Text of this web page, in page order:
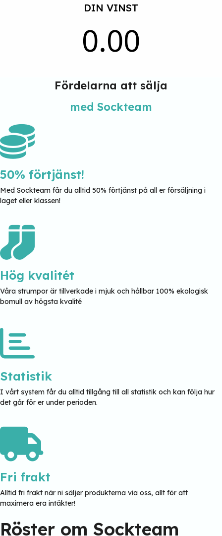
DIN VINST
0.00
Fördelarna att sälja
med Sockteam
50% förtjänst!
Med Sockteam får du alltid 50% förtjänst på all er försäljning i
laget eller klassen!
Hög kvalitét
Våra strumpor är tillverkade i mjuk och hållbar 100% ekologisk
bomull av högsta kvalité
Statistik
I vårt system får du alltid tillgång till all statistik och kan följa hur
det går för er under perioden.
Fri frakt
Alltid fri frakt när ni säljer produkterna via oss, allt för att
maximera era intäkter!
Röster om Sockteam